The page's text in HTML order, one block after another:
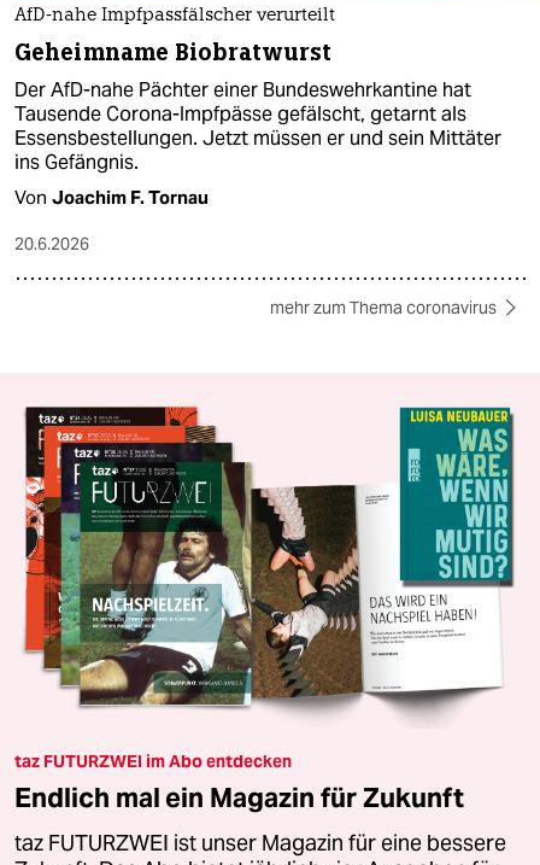
AfD-nahe Impfpassfälscher verurteilt
Geheimname Biobratwurst
Der AfD-nahe Pächter einer Bundeswehrkantine hat
Tausende Corona-Impfpässe gefälscht, getarnt als
Essensbestellungen. Jetzt müssen er und sein Mittäter
ins Gefängnis.
Von Joachim F. Tornau
20.6.2026
mehr zum Thema coronavirus
taz FUTURZWEI im Abo entdecken
Endlich mal ein Magazin für Zukunft
taz FUTURZWEI ist unser Magazin für eine bessere